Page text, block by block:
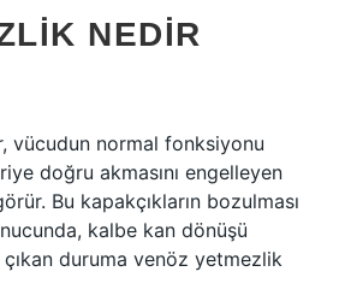
NEDIR
vücudun normal fonksiyonu
doğru akmasını engelleyen
Bu kapakçıkların bozulması
kalbe kan dönüşü
duruma venöz yetmezlik